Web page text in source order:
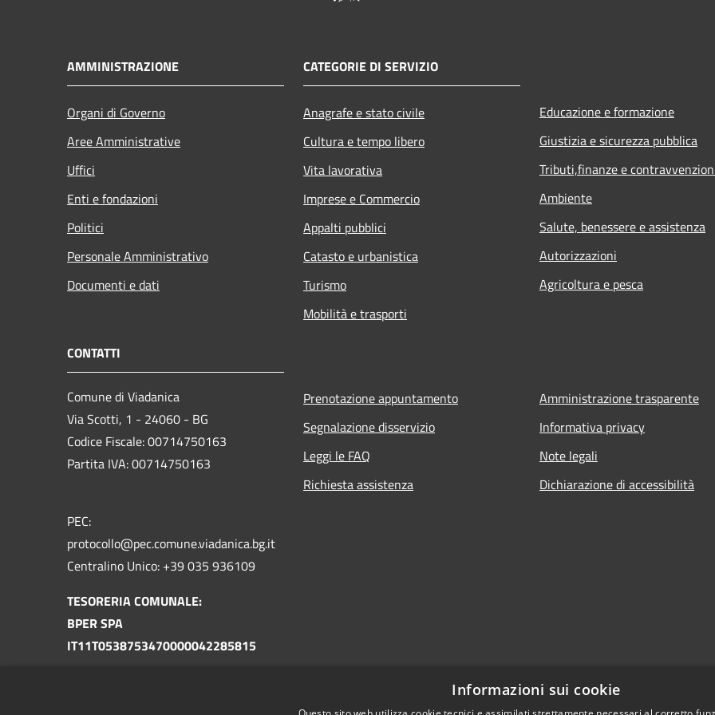
AMMINISTRAZIONE
Organi di Governo
Aree Amministrative
Uffici
Enti e fondazioni
Politici
Personale Amministrativo
Documenti e dati
CATEGORIE DI SERVIZIO
Anagrafe e stato civile
Cultura e tempo libero
Vita lavorativa
Imprese e Commercio
Appalti pubblici
Catasto e urbanistica
Turismo
Mobilità e trasporti
Educazione e formazione
Giustizia e sicurezza pubblica
Tributi,finanze e
Ambiente
Salute, benessere e assistenza
Autorizzazioni
Agricoltura e pesca
CONTATTI
Comune di Viadanica
Via Scotti, 1 - 24060 - BG
Codice Fiscale: 00714750163
Partita IVA: 00714750163
PEC:
protocollo@pec.comune.viadanica.bg.it
Centralino Unico: +39 035 936109
TESORERIA COMUNALE:
BPER SPA
IT11T0538753470000042285815
Prenotazione appuntamento
Segnalazione disservizio
Leggi le FAQ
Richiesta assistenza
Amministrazione trasparente
Informativa privacy
Note legali
Dichiarazione di accessibilità
Informazioni sui cookie